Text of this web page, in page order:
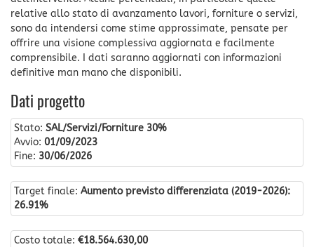
relative allo stato di avanzamento lavori, forniture o servizi,
sono da intendersi come stime approssimate, pensate per
offrire una visione complessiva aggiornata e facilmente
comprensibile. I dati saranno aggiornati con informazioni
definitive man mano che disponibili.
Dati progetto
Stato: SAL/Servizi/Forniture 30%
Avvio: 01/09/2023
Fine: 30/06/2026
Target finale: Aumento previsto differenziata (2019-2026):
26.91%
Costo totale: €18.564.630,00